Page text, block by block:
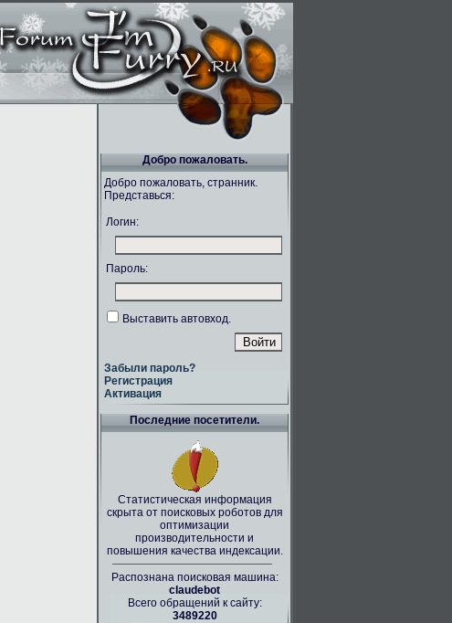
Добро пожаловать.
Добро пожаловать, странник.
Представься:
Логин:
Пароль:
Выставить автовход.
Забыли пароль?
Регистрация
Активация
Последние посетители.
Статистическая информация
скрыта от поисковых роботов для
оптимизации
производительности и
повышения качества индексации.
Распознана поисковая машина:
claudebot
Всего обращений к сайту:
3489220